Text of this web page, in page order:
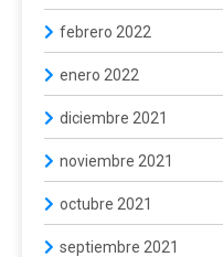
febrero 2022
enero 2022
diciembre 2021
noviembre 2021
octubre 2021
septiembre 2021